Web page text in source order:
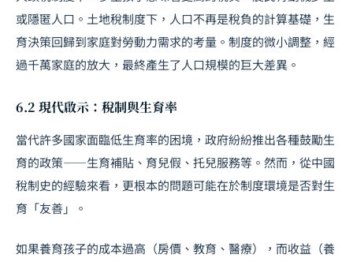
或隱匿人口。土地稅制度下，人口不再是稅負的計算基礎，生
育決策回歸到家庭對勞動力需求的考量。制度的微小調整，經
過千萬家庭的放大，最終產生了人口規模的巨大差異。
6.2 現代啟示：稅制與生育率
當代許多國家面臨低生育率的困境，政府紛紛推出各種鼓勵生
育的政策——生育補貼、育兒假、托兒服務等。然而，從中國
稅制史的經驗來看，更根本的問題可能在於制度環境是否對生
育「友善」。
如果養育孩子的成本過高（房價、教育、醫療），而收益（養